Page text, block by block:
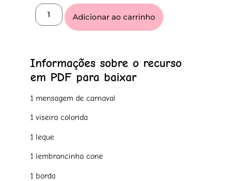
Adicionar ao carrinho
Informações sobre o recurso
em PDF para baixar
1 mensagem de carnaval
1 viseira colorida
1 leque
1 lembrancinha cone
1 borda